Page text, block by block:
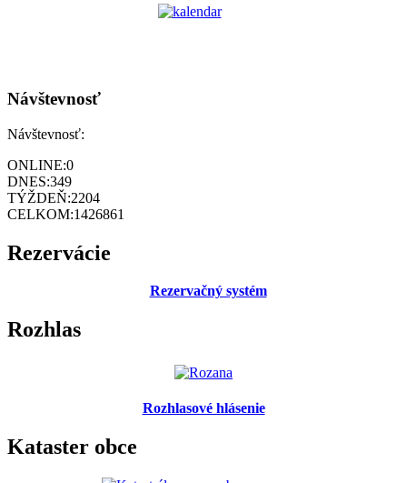
Návštevnosť
Návštevnosť:
ONLINE:0
DNES:349
TÝŽDEŇ:2204
CELKOM:1426861
Rezervácie
Rezervačný systém
Rozhlas
Rozhlasové hlásenie
Kataster obce